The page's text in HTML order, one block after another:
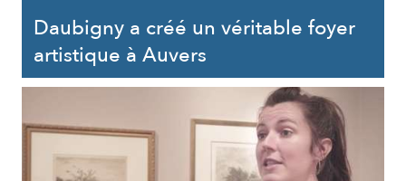
Daubigny a créé un véritable foyer
artistique à Auvers